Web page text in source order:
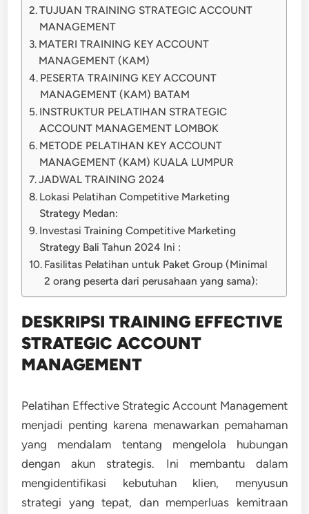
TUJUAN TRAINING STRATEGIC ACCOUNT
MANAGEMENT
MATERI TRAINING KEY ACCOUNT
MANAGEMENT (KAM)
PESERTA TRAINING KEY ACCOUNT
MANAGEMENT (KAM) BATAM
INSTRUKTUR PELATIHAN STRATEGIC
ACCOUNT MANAGEMENT LOMBOK
METODE PELATIHAN KEY ACCOUNT
MANAGEMENT (KAM) KUALA LUMPUR
JADWAL TRAINING 2024
Lokasi Pelatihan Competitive Marketing
Strategy Medan:
Investasi Training Competitive Marketing
Strategy Bali Tahun 2024 Ini :
Fasilitas Pelatihan untuk Paket Group (Minimal
2 orang peserta dari perusahaan yang sama):
DESKRIPSI TRAINING EFFECTIVE
STRATEGIC ACCOUNT
MANAGEMENT
Pelatihan Effective Strategic Account Management
menjadi penting karena menawarkan pemahaman
yang mendalam tentang mengelola hubungan
dengan akun strategis. Ini membantu dalam
mengidentifikasi kebutuhan klien, menyusun
strategi yang tepat, dan memperluas kemitraan